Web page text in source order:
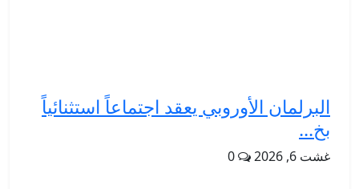
البرلمان الأوروبي يعقد اجتماعاً استثنائياً
بخ...
غشت 6, 2026 0